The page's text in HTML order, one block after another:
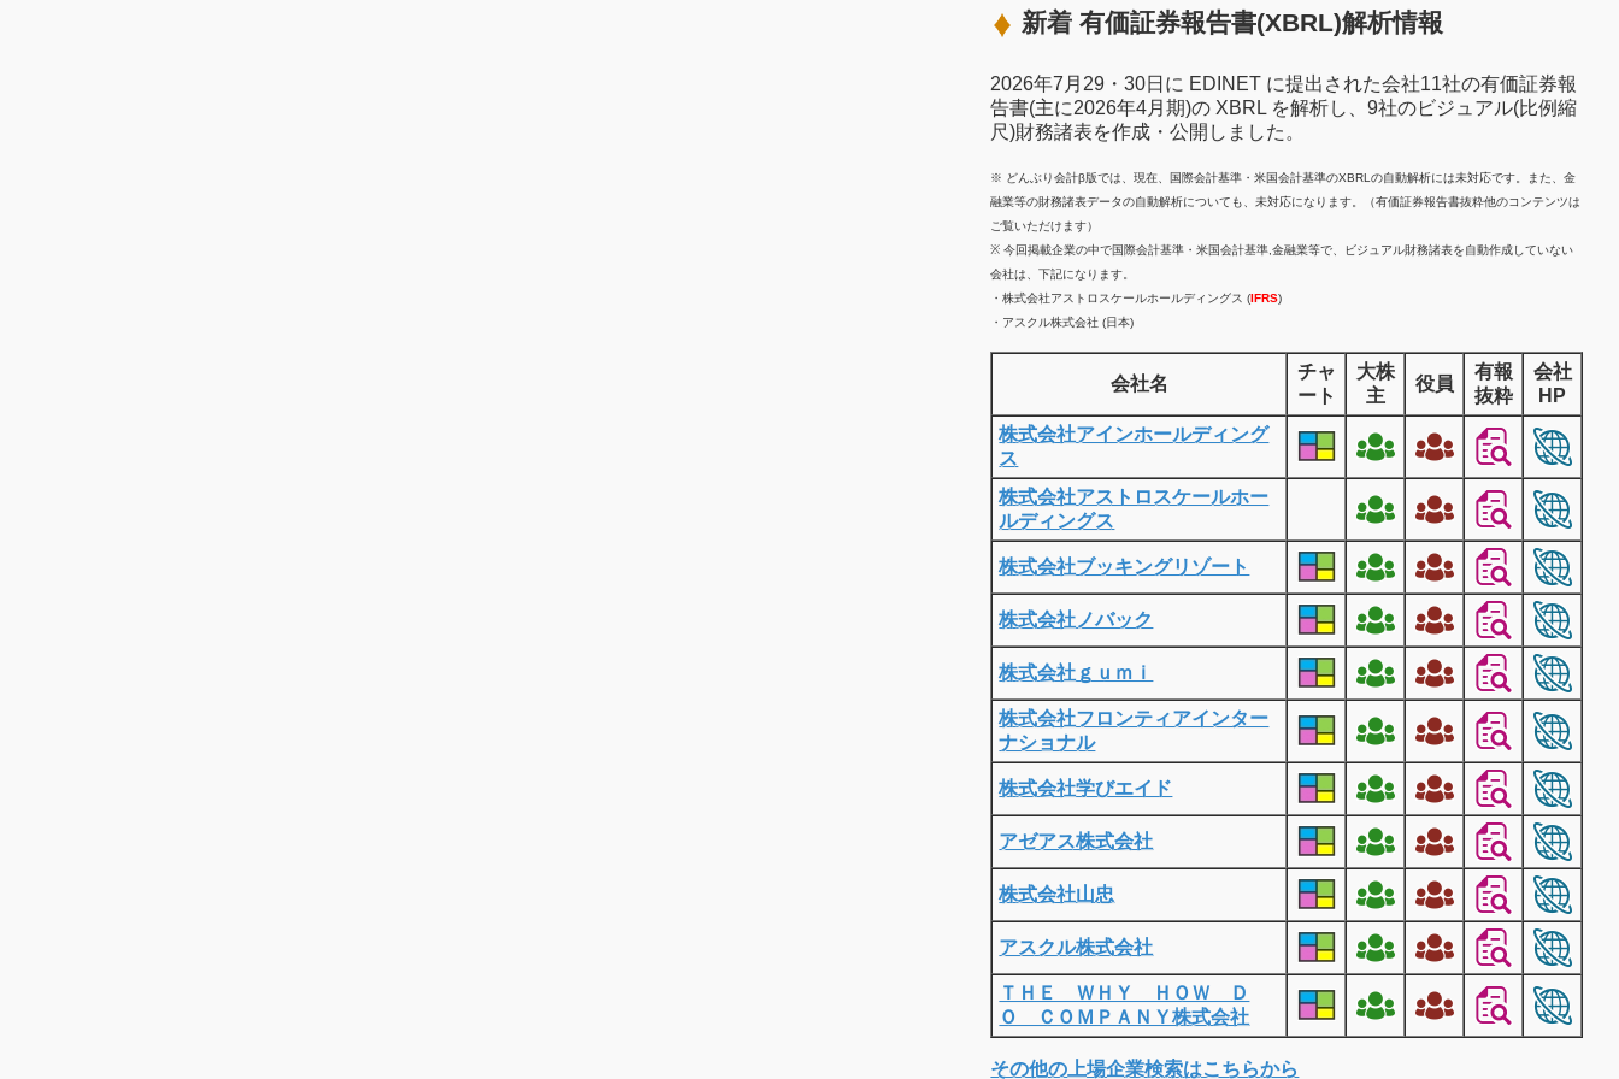
新着 有価証券報告書(XBRL)解析情報
2026年7月29・30日に EDINET に提出された会社11社の有価証券報
告書(主に2026年4月期)の XBRL を解析し、9社のビジュアル(比例縮
尺)財務諸表を作成・公開しました。
※ どんぶり会計β版では、現在、国際会計基準・米国会計基準のXBRLの自動解析には未対応です。また、金
融業等の財務諸表データの自動解析についても、未対応になります。（有価証券報告書抜粋他のコンテンツは
ご覧いただけます）
※ 今回掲載企業の中で国際会計基準・米国会計基準,金融業等で、ビジュアル財務諸表を自動作成していない
会社は、下記になります。
・株式会社アストロスケールホールディングス (IFRS)
・アスクル株式会社 (日本)
会社名
チャ
ート
大株
主
役員
有報
抜粋
会社
HP
株式会社アインホールディング
ス
株式会社アストロスケールホー
ルディングス
株式会社ブッキングリゾート
株式会社ノバック
株式会社ｇｕｍｉ
株式会社フロンティアインター
ナショナル
株式会社学びエイド
アゼアス株式会社
株式会社山忠
アスクル株式会社
ＴＨＥ ＷＨＹ ＨＯＷ Ｄ
Ｏ ＣＯＭＰＡＮＹ株式会社
その他の上場企業検索はこちらから